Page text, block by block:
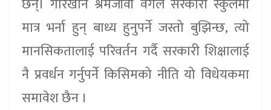
मात्र भर्ना हुन् बाध्य हुनुपर्ने जस्तो बुझिन्छ, त्यो
मानसिकतालाई परिवर्तन गर्दै सरकारी शिक्षालाई
नै प्रवर्धन गर्नुपर्ने किसिमको नीति यो विधेयकमा
समावेश छैन ।